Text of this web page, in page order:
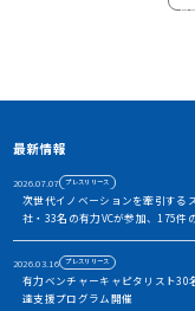
STORIUMは、スタートアップ、
最新情報
2026.07.07 プレスリリース
次世代イノベーションを牽引する
社・33名の有力VCが参加、175件
2026.03.16 プレスリリース
有力ベンチャーキャピタリスト
達支援プログラム開催